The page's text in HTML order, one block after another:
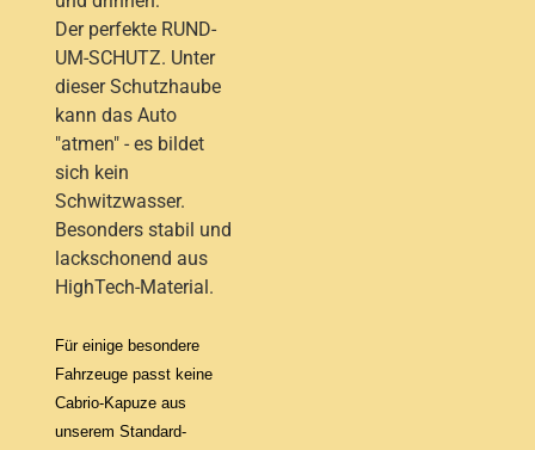
Der perfekte RUND-
UM-SCHUTZ. Unter
dieser Schutzhaube
kann das Auto
"atmen" - es bildet
sich kein
Schwitzwasser.
Besonders stabil und
lackschonend aus
HighTech-Material.
Für einige besondere
Fahrzeuge passt keine
Cabrio-Kapuze aus
unserem Standard-